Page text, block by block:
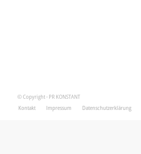
© Copyright - PR KONSTANT
Kontakt
Impressum Datenschutzerklärung